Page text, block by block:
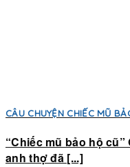
CÂU CHUYỆN CHIẾC MŨ
“Chiếc mũ bảo hộ
anh thợ đã [...]